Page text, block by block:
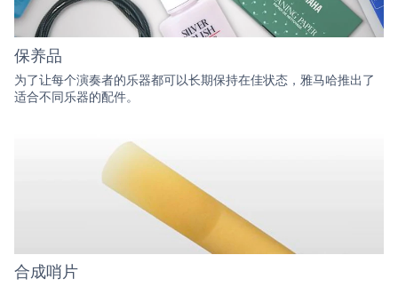
保养品
为了让每个演奏者的乐器都可以长期保持在佳状态，雅马哈推出了
适合不同乐器的配件。
合成哨片